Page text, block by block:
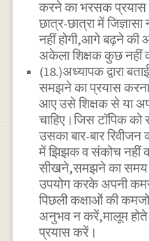
करने का भरसक प्रयास
छात्र-छात्रा में
नहीं होगी,आगे बढ़ने की
अकेला शिक्षक कुछ नहीं
(18.)अध्यापक द्वारा
समझने का प्रयास करना
आए उसे शिक्षक से या
चाहिए।जिस टॉपिक
उसका बार-बार
में झिझक व संकोच नहीं
सीखने,समझने का समय
उपयोग करके अपनी
पिछली कक्षाओं की
अनुभव न करें,मालूम
प्रयास करें।